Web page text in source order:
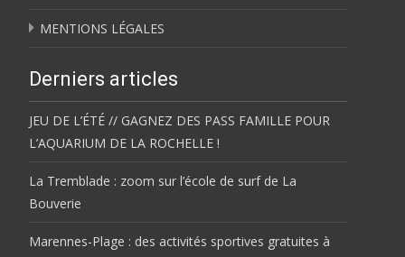
MENTIONS LÉGALES
Derniers articles
JEU DE L’ÉTÉ // GAGNEZ DES PASS FAMILLE POUR
L’AQUARIUM DE LA ROCHELLE !
La Tremblade : zoom sur l’école de surf de La
Bouverie
Marennes-Plage : des activités sportives gratuites à